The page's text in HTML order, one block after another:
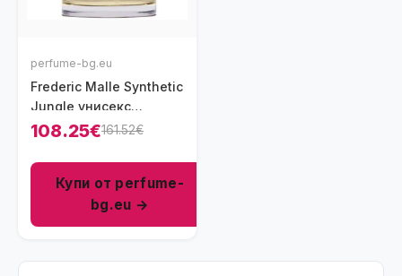
perfume-bg.eu
Frederic Malle Synthetic
Jungle унисекс
парфюм 50 мл - EDP
108.25€161.52€
Купи от perfume-
bg.eu →